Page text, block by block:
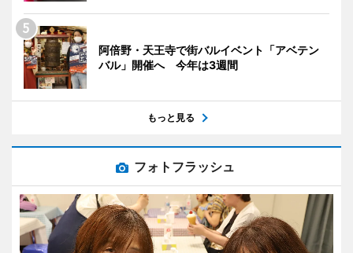
阿倍野・天王寺で街バルイベント「アベテン
バル」開催へ 今年は3週間
もっと見る
フォトフラッシュ